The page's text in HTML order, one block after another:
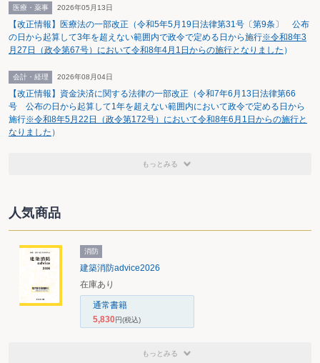
計処理や表示方法を変更するものではないため、再度公開草案を公
表する必要はないと判断している。
適用時期については2027年4月1日以後開始する連結会計年度及
後開始する連結会計年度及び事業年度の期首以後実施される金融資
産の譲渡からとしている。また、連結会計基準についても、2027年
4月1日以後開始する連結会計年度の期首から将来にわたって適用す
ることとし、早期適用は、2026年4月1日以後開始する連結会計年
なお、適用初年度においてこれまでの会計処理と異なることとな
ける会計処理の見直し及び遡及的な処理は行わないとする経過措置
医療・薬事 2026年05月13日
【改正情報】医療法の一部改正（令和5年5月19日法律第31号〔第9条〕 公布
の日から起算して3年を超えない範囲内で政令で定める日から施行※令和8年3
月27日（政令第67号）において令和8年4月1日からの施行となりました ）
会計・経理 2026年08月04日
【改正情報】資金決済に関する法律の一部改正（令和7年6月13日法律第66
号 公布の日から起算して1年を超えない範囲内において政令で定める日から
施行※令和8年5月22日（政令第172号）において令和8年6月1日からの施行と
なりました ）
もっとみる
人気商品
消防
建築消防advice2026
在庫あり
通常書籍
5,830円(税込)
もっとみる